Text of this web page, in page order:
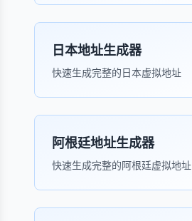
日本地址生成器
快速生成完整的日本虚拟地址
阿根廷地址生成器
快速生成完整的阿根廷虚拟地址